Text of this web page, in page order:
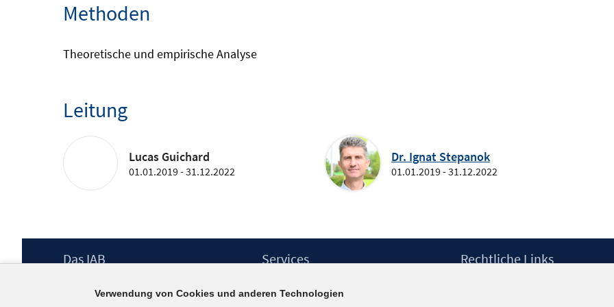
Methoden
Theoretische und empirische Analyse
Leitung
Lucas Guichard
01.01.2019 - 31.12.2022
Dr. Ignat Stepanok
01.01.2019 - 31.12.2022
Footer
Das IAB
Berufsforschung (IAB) – unser Leitbild
Services
IAB-Newsletter
Rechtliche Links
Verwendung von Cookies und anderen Technologien